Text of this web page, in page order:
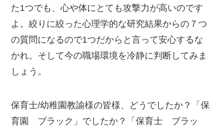
た1つでも、心や体にとても攻撃力が高いのです
よ。絞りに絞った心理学的な研究結果からの７つ
の質問になるので1つだからと言って安心するな
かれ。そして今の職場環境を冷静に判断してみま
しょう。
保育士/幼稚園教諭様の皆様、どうでしたか？「保
育園 ブラック」でしたか？「保育士 ブラッ